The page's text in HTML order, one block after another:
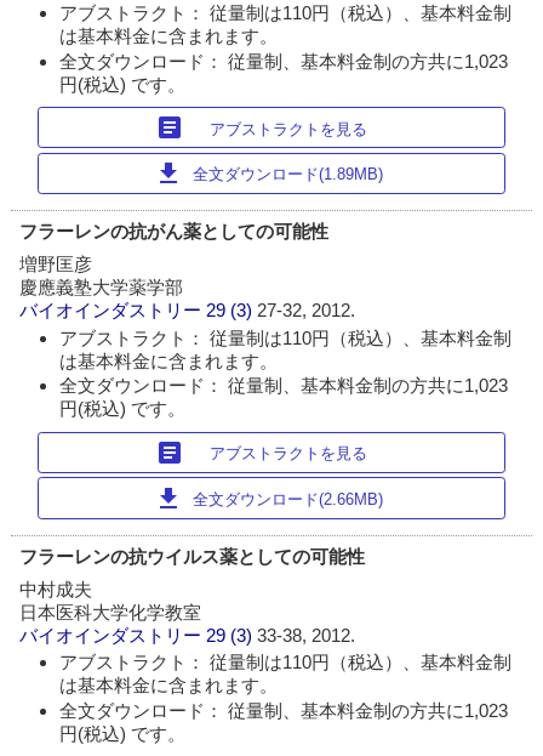
アブストラクト： 従量制は110円（税込）、基本料金制
は基本料金に含まれます。
全文ダウンロード： 従量制、基本料金制の方共に1,023
円(税込) です。
article アブストラクトを見る
download 全文ダウンロード(1.89MB)
フラーレンの抗がん薬としての可能性
増野匡彦
慶應義塾大学薬学部
バイオインダストリー 29 (3) 27-32, 2012.
アブストラクト： 従量制は110円（税込）、基本料金制
は基本料金に含まれます。
全文ダウンロード： 従量制、基本料金制の方共に1,023
円(税込) です。
article アブストラクトを見る
download 全文ダウンロード(2.66MB)
フラーレンの抗ウイルス薬としての可能性
中村成夫
日本医科大学化学教室
バイオインダストリー 29 (3)33-38, 2012.
アブストラクト： 従量制は110円（税込）、基本料金制
は基本料金に含まれます。
全文ダウンロード： 従量制、基本料金制の方共に1,023
円(税込) です。